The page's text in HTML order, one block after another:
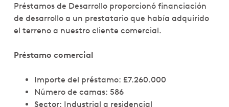
Préstamos de Desarrollo proporcionó financiación
de desarrollo a un prestatario que había adquirido
el terreno a nuestro cliente comercial.
Préstamo comercial
Importe del préstamo: £7.260.000
Número de camas: 586
Sector: Industrial a residencial